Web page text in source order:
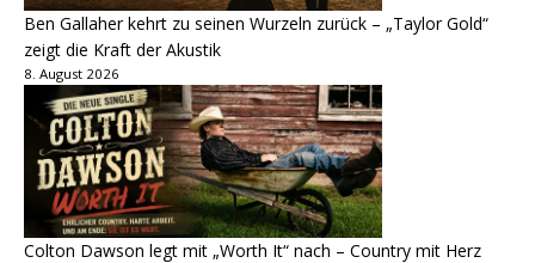
Ben Gallaher kehrt zu seinen Wurzeln zurück – „Taylor Gold“
zeigt die Kraft der Akustik
8. August 2026
Colton Dawson legt mit „Worth It“ nach – Country mit Herz